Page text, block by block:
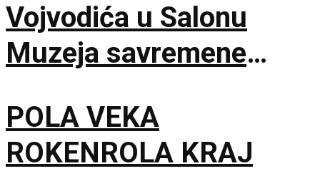
Vojvodića u Salonu
Muzeja savremene
POLA VEKA
ROKENROLA KRAJ